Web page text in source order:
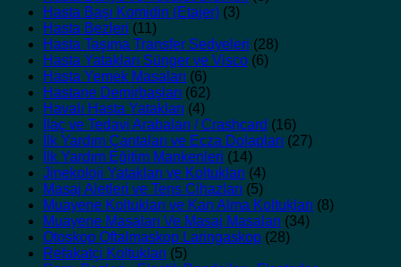
Hasta Başı Komidin (Etajer) (3)
Hasta Bezleri (11)
Hasta Taşıma Transfer Sedyeleri (28)
Hasta Yatakları Sünger ve Visco (6)
Hasta Yemek Masaları (6)
Hastane Demirbaşları (62)
Havalı Hasta Yatakları (4)
İlaç ve Tedavi Arabaları / Crashcard (16)
İlk Yardım Çantaları ve Ecza Dolapları (27)
İlk Yardım Eğitim Mankenleri (14)
Jinekoloji Yatakları ve Koltukları (4)
Masaj Aletleri ve Tens Cihazları (5)
Muayene Koltukları ve Kan Alma Koltukları (8)
Muayene Masaları Ve Masaj Masaları (34)
Otoskop Oftalmaskop Laringaskop (28)
Refakatçi Koltukları (5)